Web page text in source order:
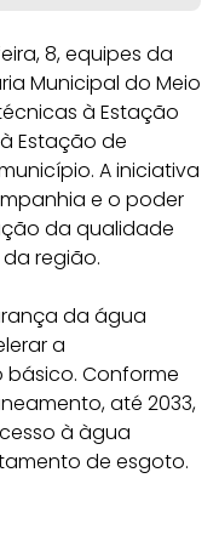
8, equipes da
Municipal do Meio
à Estação
Estação de
A iniciativa
e o poder
da qualidade
região.
da água
a
Conforme
até 2033,
à àgua
de esgoto.